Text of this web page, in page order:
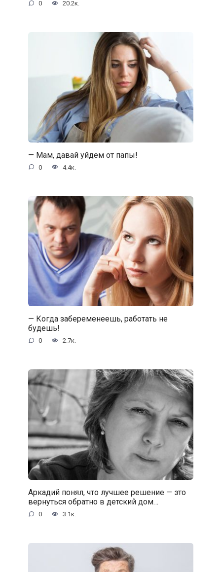
0 20.2к.
— Мам, давай уйдем от папы!
0 4.4к.
— Когда забеременеешь, работать не
будешь!
0 2.7к.
Аркадий понял, что лучшее решение — это
вернуться обратно в детский дом…
0 3.1к.